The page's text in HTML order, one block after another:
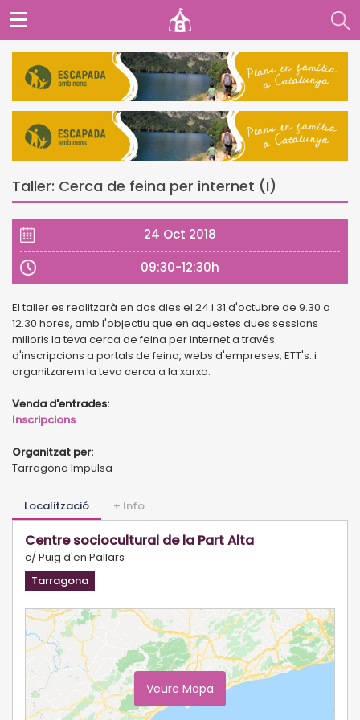
Taller: Cerca de feina per internet (I)
24 Oct 2018
09:30-12:30h
El taller es realitzarà en dos dies el 24 i 31 d'octubre de 9.30 a
12.30 hores, amb l'objectiu que en aquestes dues sessions
milloris la teva cerca de feina per internet a través
d'inscripcions a portals de feina, webs d'empreses, ETT's..i
organitzarem la teva cerca a la xarxa.
Venda d'entrades:
Inscripcions
Organitzat per:
Tarragona Impulsa
Localització + Info
Centre sociocultural de la Part Alta
c/ Puig d'en Pallars
Tarragona
Veure Mapa